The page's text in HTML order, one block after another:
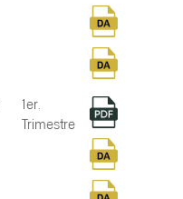
1er.
Trimestre